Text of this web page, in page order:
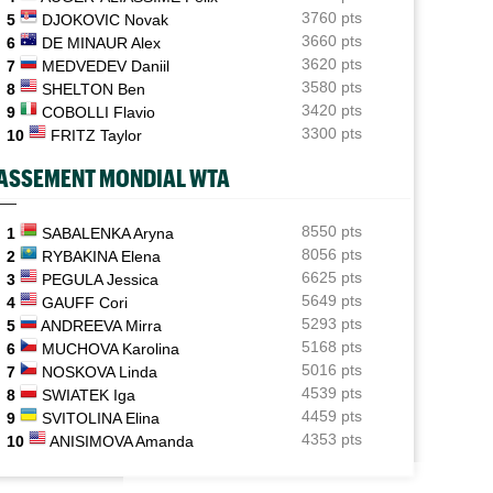
prestigieux Orange Bowl
16:12
US Open
Lorenzo Musetti passe d'une équipière russe à une
Ukrainienne
15:48
WTA - Toronto
Jelena Ostapenko visée par des messages d'insultes et
de menaces
ATP - Montréal
Duncan Chan a scalpé Zverev et rêve de défier l'Equipe
France
ATP - Montréal
Arthur Fils savoure : "J’aime revenir sur les grands
tournois"
5
DJOKOVIC Novak
3760 pts
6
DE MINAUR Alex
3660 pts
7
MEDVEDEV Daniil
3620 pts
8
SHELTON Ben
3580 pts
9
COBOLLI Flavio
3420 pts
10
FRITZ Taylor 3300 pts
MONDIAL WTA
1 SABALENKA Aryna
8550 pts
2
RYBAKINA Elena
8056 pts
3
PEGULA Jessica
6625 pts
4
GAUFF Cori
5649 pts
5
ANDREEVA Mirra
5293 pts
6
MUCHOVA Karolina
5168 pts
7
NOSKOVA Linda
5016 pts
8
SWIATEK Iga
4539 pts
9
SVITOLINA Elina
4459 pts
10
ANISIMOVA Amanda 4353 pts